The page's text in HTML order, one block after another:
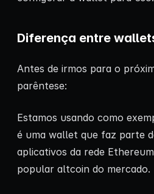
Diferença entre
Antes de irmos para o
parêntese:
Estamos usando como
é uma wallet que faz parte
aplicativos da rede
popular altcoin do mercado.